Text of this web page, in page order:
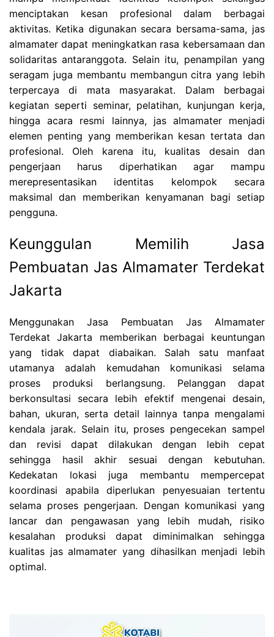
menciptakan kesan profesional dalam berbagai
aktivitas. Ketika digunakan secara bersama-sama, jas
almamater dapat meningkatkan rasa kebersamaan dan
solidaritas antaranggota. Selain itu, penampilan yang
seragam juga membantu membangun citra yang lebih
terpercaya di mata masyarakat. Dalam berbagai
kegiatan seperti seminar, pelatihan, kunjungan kerja,
hingga acara resmi lainnya, jas almamater menjadi
elemen penting yang memberikan kesan tertata dan
profesional. Oleh karena itu, kualitas desain dan
pengerjaan harus diperhatikan agar mampu
merepresentasikan identitas kelompok secara
maksimal dan memberikan kenyamanan bagi setiap
pengguna.
Keunggulan Memilih Jasa
Pembuatan Jas Almamater Terdekat
Jakarta
Menggunakan Jasa Pembuatan Jas Almamater
Terdekat Jakarta memberikan berbagai keuntungan
yang tidak dapat diabaikan. Salah satu manfaat
utamanya adalah kemudahan komunikasi selama
proses produksi berlangsung. Pelanggan dapat
berkonsultasi secara lebih efektif mengenai desain,
bahan, ukuran, serta detail lainnya tanpa mengalami
kendala jarak. Selain itu, proses pengecekan sampel
dan revisi dapat dilakukan dengan lebih cepat
sehingga hasil akhir sesuai dengan kebutuhan.
Kedekatan lokasi juga membantu mempercepat
koordinasi apabila diperlukan penyesuaian tertentu
selama proses pengerjaan. Dengan komunikasi yang
lancar dan pengawasan yang lebih mudah, risiko
kesalahan produksi dapat diminimalkan sehingga
kualitas jas almamater yang dihasilkan menjadi lebih
optimal.